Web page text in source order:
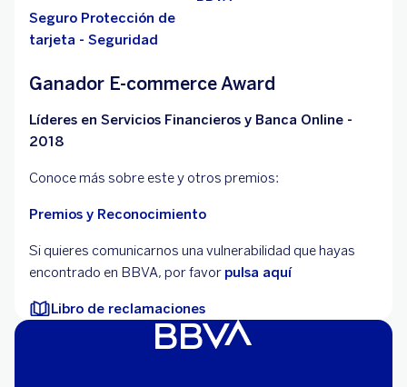
Seguro Protección de
tarjeta - Seguridad
Ganador E-commerce Award
Líderes en Servicios Financieros y Banca Online -
2018
Conoce más sobre este y otros premios:
Premios y Reconocimiento
Si quieres comunicarnos una vulnerabilidad que hayas
encontrado en BBVA, por favor pulsa aquí
Libro de reclamaciones